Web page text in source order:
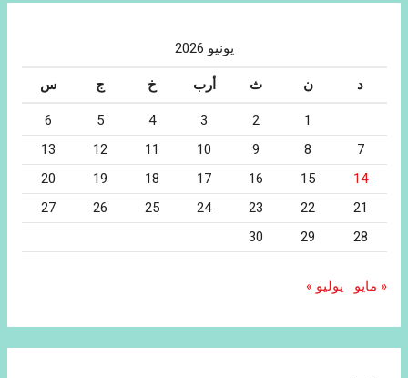
يونيو 2026
د ن ث أرب خ ج س
1
2
3
4
5
6
7
8
9
10
11
12
13
14
15
16
17
18
19
20
21
22
23
24
25
26
27
28
29
30
« مايو يوليو »